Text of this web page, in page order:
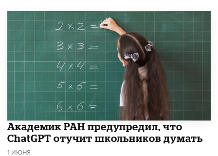
Академик РАН предупредил, что
ChatGPT отучит школьников думать
1 ИЮНЯ